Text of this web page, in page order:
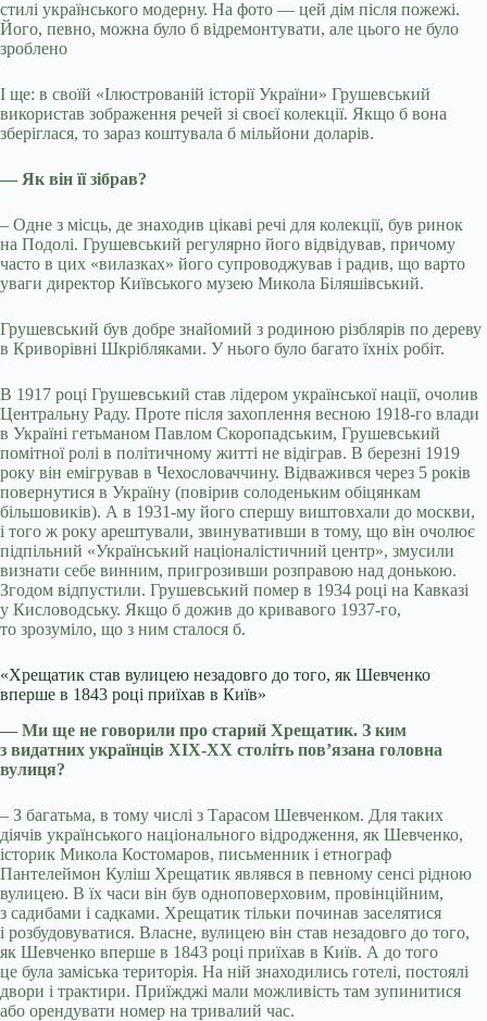
стилі українського модерну. На фото — цей дім після пожежі.
Його, певно, можна було б відремонтувати, але цього не було
зроблено
І ще: в своїй «Ілюстрованій історії України» Грушевський
використав зображення речей зі своєї колекції. Якщо б вона
зберіглася, то зараз коштувала б мільйони доларів.
— Як він її зібрав?
– Одне з місць, де знаходив цікаві речі для колекції, був ринок
на Подолі. Грушевський регулярно його відвідував, причому
часто в цих «вилазках» його супроводжував і радив, що варто
уваги директор Київського музею Микола Біляшівський.
Грушевський був добре знайомий з родиною різблярів по дереву
в Криворівні Шкрібляками. У нього було багато їхніх робіт.
В 1917 році Грушевський став лідером української нації, очолив
Центральну Раду. Проте після захоплення весною 1918-го влади
в Україні гетьманом Павлом Скоропадським, Грушевський
помітної ролі в політичному житті не відіграв. В березні 1919
року він емігрував в Чехословаччину. Відважився через 5 років
повернутися в Україну (повірив солоденьким обіцянкам
більшовиків). А в 1931-му його спершу виштовхали до москви,
і того ж року арештували, звинувативши в тому, що він очолює
підпільний «Український націоналістичний центр», змусили
визнати себе винним, пригрозивши розправою над донькою.
Згодом відпустили. Грушевський помер в 1934 році на Кавказі
у Кисловодську. Якщо б дожив до кривавого 1937-го,
то зрозуміло, що з ним сталося б.
«Хрещатик став вулицею незадовго до того, як Шевченко
вперше в 1843 році приїхав в Київ»
— Ми ще не говорили про старий Хрещатик. З ким
з видатних українців ХІХ-ХХ століть пов’язана головна
вулиця?
– З багатьма, в тому числі з Тарасом Шевченком. Для таких
діячів українського національного відродження, як Шевченко,
історик Микола Костомаров, письменник і етнограф
Пантелеймон Куліш Хрещатик являвся в певному сенсі рідною
вулицею. В їх часи він був одноповерховим, провінційним,
з садибами і садками. Хрещатик тільки починав заселятися
і розбудовуватися. Власне, вулицею він став незадовго до того,
як Шевченко вперше в 1843 році приїхав в Київ. А до того
це була заміська територія. На ній знаходились готелі, постоялі
двори і трактири. Приїжджі мали можливість там зупинитися
або орендувати номер на тривалий час.